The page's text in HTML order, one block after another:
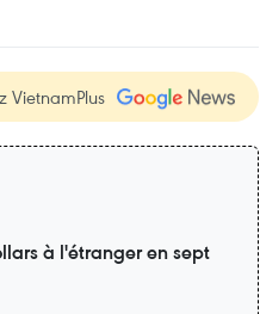
VietnamPlus
à l'étranger en sept